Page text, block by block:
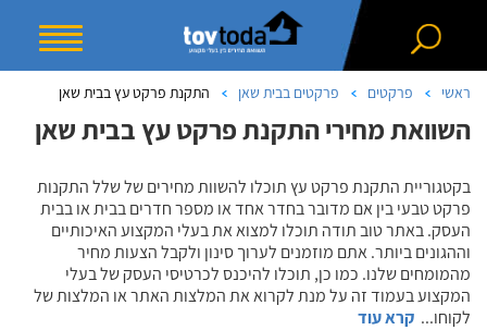
ראשי פרקטים פרקטים בבית שאן התקנת פרקט עץ בבית שאן
השוואת מחירי התקנת פרקט עץ בבית שאן
בקטגוריית התקנת פרקט עץ תוכלו להשוות מחירים של שלל התקנות
פרקט טבעי בין אם מדובר בחדר אחד או מספר חדרים בבית או בבית
העסק. באתר טוב תודה תוכלו למצוא את בעלי המקצוע האיכותיים
וההגונים ביותר. אתם מוזמנים לערוך סינון ולקבל הצעות מחיר
מהמומחים שלנו. כמו כן, תוכלו להיכנס לכרטיסי העסק של בעלי
המקצוע בעמוד זה על מנת לקרוא את המלצות האתר או המלצות של
לקוחו... קרא עוד